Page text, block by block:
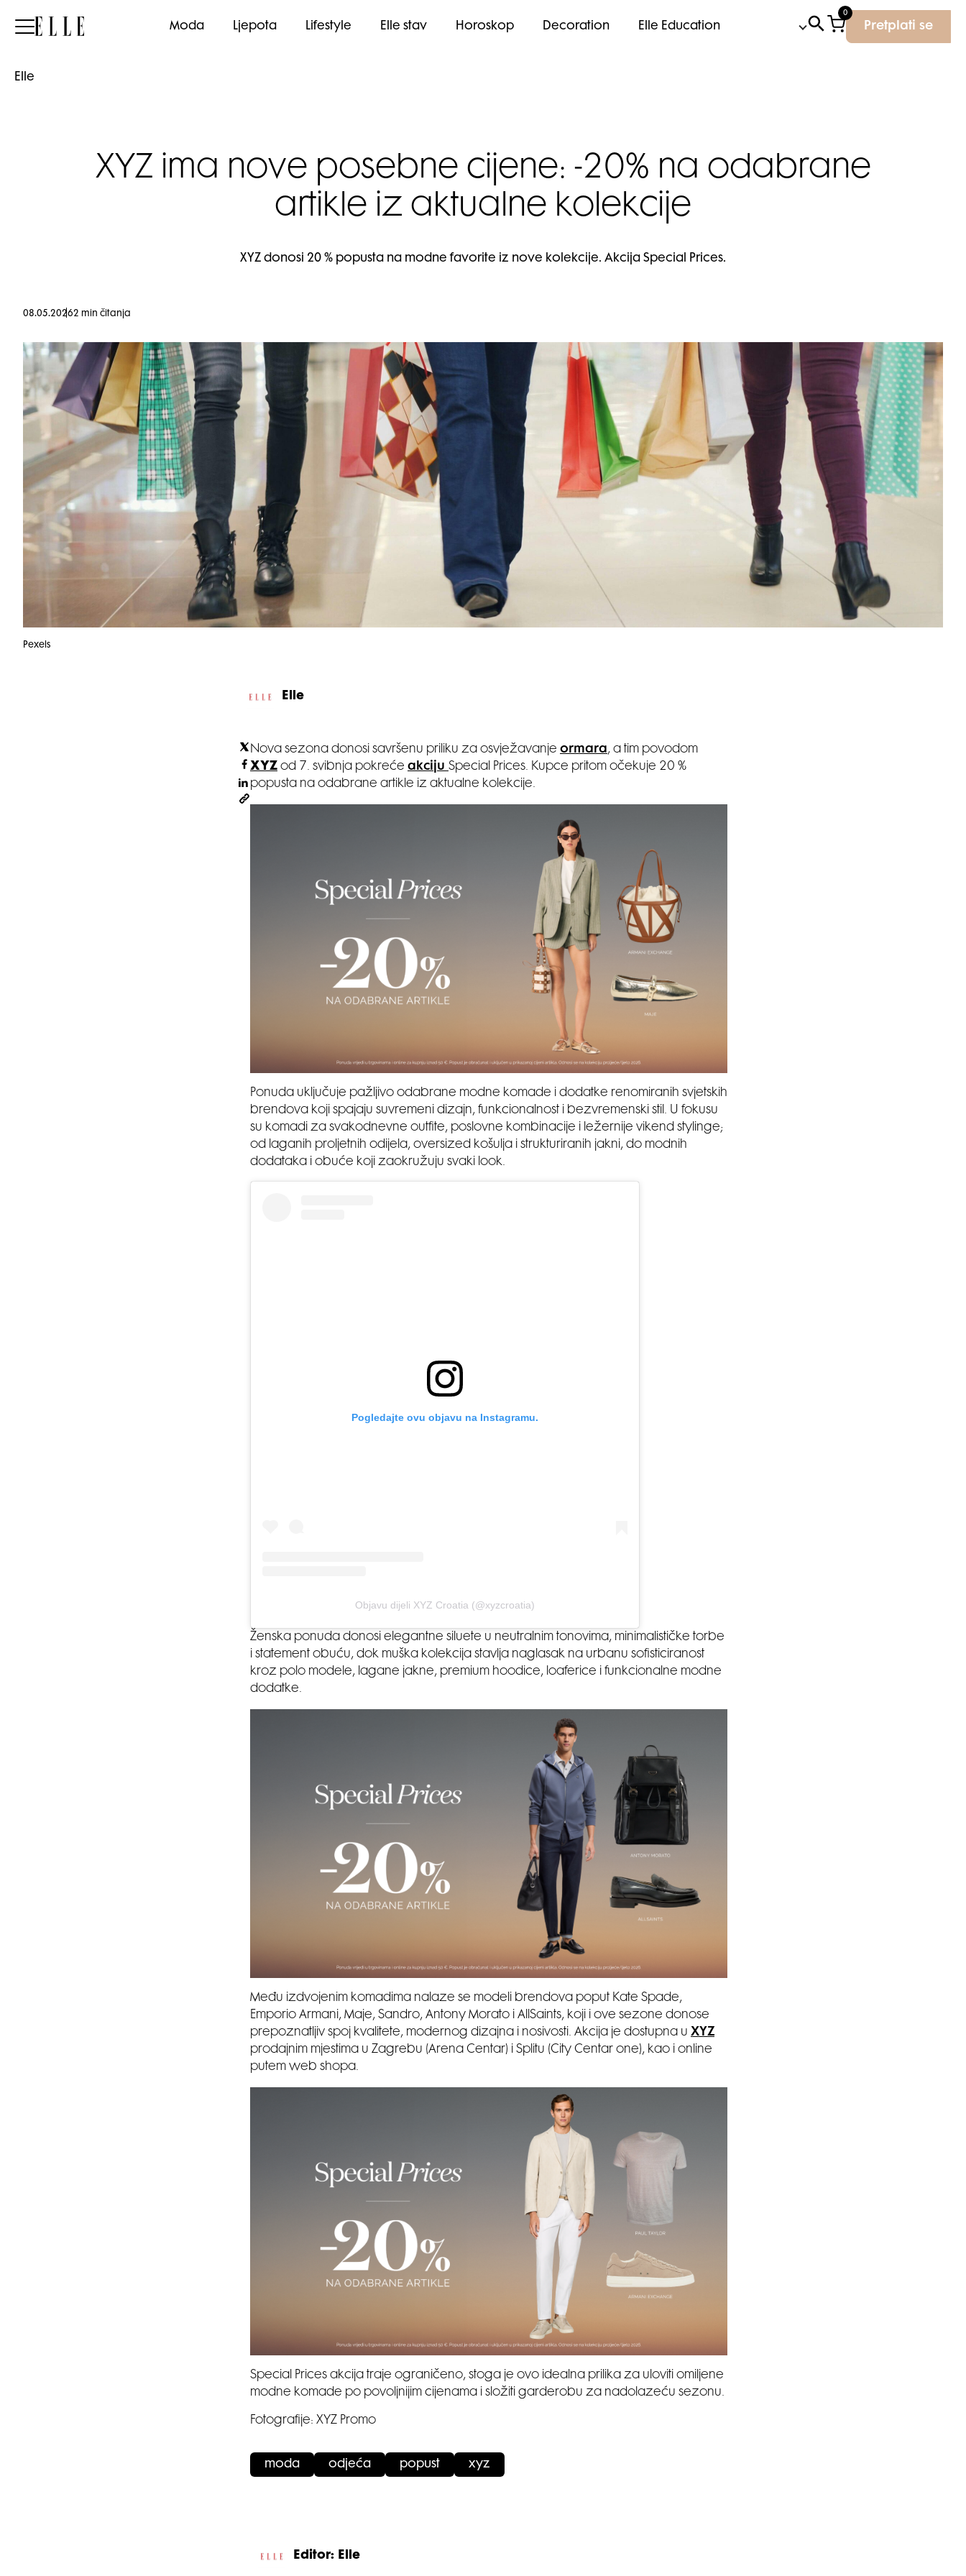
Elle Moda Ljepota Lifestyle Elle stav Horoskop Decoration Elle Education
0
Pretplati se
Elle
XYZ ima nove posebne cijene: -20% na odabrane
artikle iz aktualne kolekcije
XYZ donosi 20 % popusta na modne favorite iz nove kolekcije. Akcija Special Prices.
08.05.20262 min čitanja
Pexels
Elle
Nova sezona donosi savršenu priliku za osvježavanje ormara, a tim povodom
XYZ od 7. svibnja pokreće akciju Special Prices. Kupce pritom očekuje 20 %
popusta na odabrane artikle iz aktualne kolekcije.
Ponuda uključuje pažljivo odabrane modne komade i dodatke renomiranih svjetskih
brendova koji spajaju suvremeni dizajn, funkcionalnost i bezvremenski stil. U fokusu
su komadi za svakodnevne outfite, poslovne kombinacije i ležernije vikend stylinge;
od laganih proljetnih odijela, oversized košulja i strukturiranih jakni, do modnih
dodataka i obuće koji zaokružuju svaki look.
Pogledajte ovu objavu na Instagramu.
Objavu dijeli XYZ Croatia (@xyzcroatia)
Ženska ponuda donosi elegantne siluete u neutralnim tonovima, minimalističke torbe
i statement obuću, dok muška kolekcija stavlja naglasak na urbanu sofisticiranost
kroz polo modele, lagane jakne, premium hoodice, loaferice i funkcionalne modne
dodatke.
Među izdvojenim komadima nalaze se modeli brendova poput Kate Spade,
Emporio Armani, Maje, Sandro, Antony Morato i AllSaints, koji i ove sezone donose
prepoznatljiv spoj kvalitete, modernog dizajna i nosivosti. Akcija je dostupna u XYZ
prodajnim mjestima u Zagrebu (Arena Centar) i Splitu (City Centar one), kao i online
putem web shopa.
Special Prices akcija traje ograničeno, stoga je ovo idealna prilika za uloviti omiljene
modne komade po povoljnijim cijenama i složiti garderobu za nadolazeću sezonu.
Fotografije: XYZ Promo
moda odjeća popust xyz
Editor: Elle